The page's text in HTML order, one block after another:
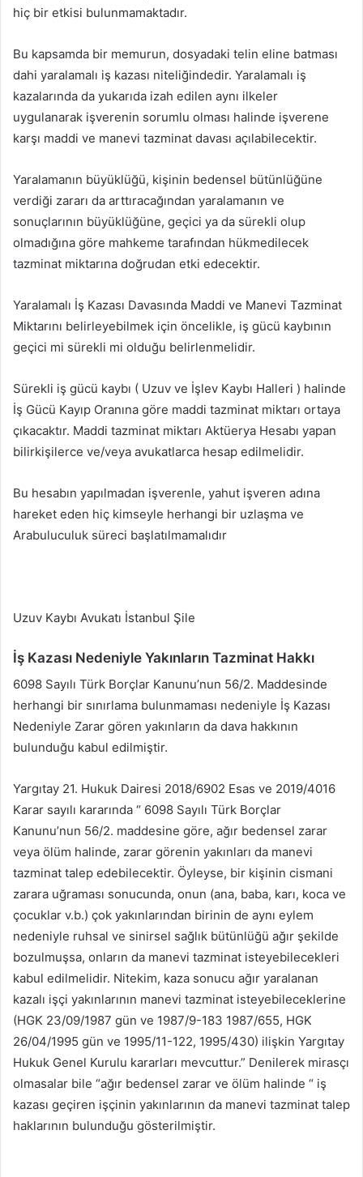
hiç bir etkisi bulunmamaktadır.
Bu kapsamda bir memurun, dosyadaki telin eline batması
dahi yaralamalı iş kazası niteliğindedir. Yaralamalı iş
kazalarında da yukarıda izah edilen aynı ilkeler
uygulanarak işverenin sorumlu olması halinde işverene
karşı maddi ve manevi tazminat davası açılabilecektir.
Yaralamanın büyüklüğü, kişinin bedensel bütünlüğüne
verdiği zararı da arttıracağından yaralamanın ve
sonuçlarının büyüklüğüne, geçici ya da sürekli olup
olmadığına göre mahkeme tarafından hükmedilecek
tazminat miktarına doğrudan etki edecektir.
Yaralamalı İş Kazası Davasında Maddi ve Manevi Tazminat
Miktarını belirleyebilmek için öncelikle, iş gücü kaybının
geçici mi sürekli mi olduğu belirlenmelidir.
Sürekli iş gücü kaybı ( Uzuv ve İşlev Kaybı Halleri ) halinde
İş Gücü Kayıp Oranına göre maddi tazminat miktarı ortaya
çıkacaktır. Maddi tazminat miktarı Aktüerya Hesabı yapan
bilirkişilerce ve/veya avukatlarca hesap edilmelidir.
Bu hesabın yapılmadan işverenle, yahut işveren adına
hareket eden hiç kimseyle herhangi bir uzlaşma ve
Arabuluculuk süreci başlatılmamalıdır
Uzuv Kaybı Avukatı İstanbul Şile
İş Kazası Nedeniyle Yakınların Tazminat Hakkı
6098 Sayılı Türk Borçlar Kanunu’nun 56/2. Maddesinde
herhangi bir sınırlama bulunmaması nedeniyle İş Kazası
Nedeniyle Zarar gören yakınların da dava hakkının
bulunduğu kabul edilmiştir.
Yargıtay 21. Hukuk Dairesi 2018/6902 Esas ve 2019/4016
Karar sayılı kararında “ 6098 Sayılı Türk Borçlar
Kanunu’nun 56/2. maddesine göre, ağır bedensel zarar
veya ölüm halinde, zarar görenin yakınları da manevi
tazminat talep edebilecektir. Öyleyse, bir kişinin cismani
zarara uğraması sonucunda, onun (ana, baba, karı, koca ve
çocuklar v.b.) çok yakınlarından birinin de aynı eylem
nedeniyle ruhsal ve sinirsel sağlık bütünlüğü ağır şekilde
bozulmuşsa, onların da manevi tazminat isteyebilecekleri
kabul edilmelidir. Nitekim, kaza sonucu ağır yaralanan
kazalı işçi yakınlarının manevi tazminat isteyebileceklerine
(HGK 23/09/1987 gün ve 1987/9-183 1987/655, HGK
26/04/1995 gün ve 1995/11-122, 1995/430) ilişkin Yargıtay
Hukuk Genel Kurulu kararları mevcuttur.” Denilerek mirasçı
olmasalar bile “ağır bedensel zarar ve ölüm halinde “ iş
kazası geçiren işçinin yakınlarının da manevi tazminat talep
haklarının bulunduğu gösterilmiştir.